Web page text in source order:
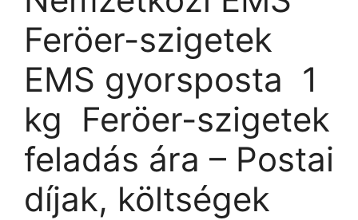
Feröer-szigetek
EMS gyorsposta  1
kg  Feröer-szigetek
feladás ára – Postai
díjak, költségek